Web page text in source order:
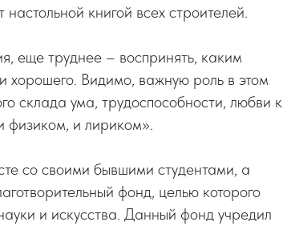
книгой всех строителей.
еще труднее – воспринять, каким
хорошего. Видимо, важную роль в этом
склада ума, трудоспособности, любви к
и лириком».
со своими бывшими студентами, а
фонд, целью которого
и искусства. Данный фонд учредил